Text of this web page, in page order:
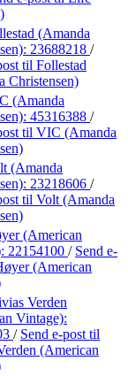
(Amanda
23688218 /
til Follestad
Christensen)
(Amanda
45316388 /
til VIC (Amanda
(Amanda
23218606 /
til Volt (Amanda
(American
22154100 / Send e-
(American
Verden
Vintage):
/ Send e-post til
(American